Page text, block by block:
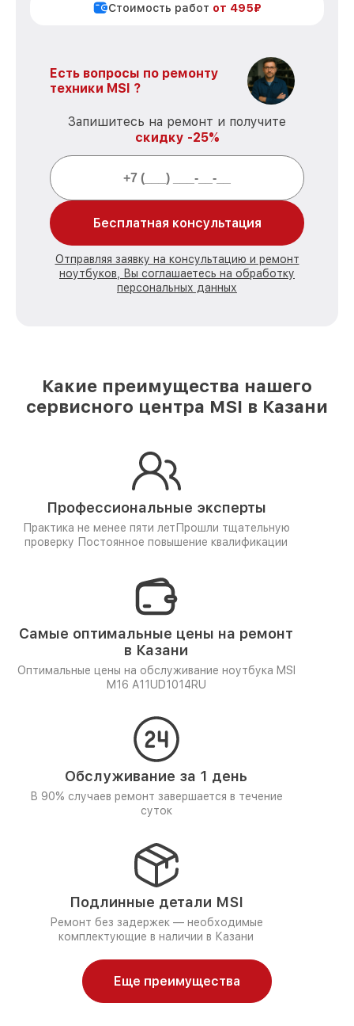
Стоимость работ от 495₽
Есть вопросы по ремонту
техники MSI ?
Запишитесь на ремонт и получите
скидку -25%
Бесплатная консультация
Отправляя заявку на консультацию и ремонт
ноутбуков, Вы соглашаетесь на обработку
персональных данных
Какие преимущества нашего
сервисного центра MSI в Казани
Профессиональные эксперты
Практика не менее пяти лет Прошли тщательную
проверку Постоянное повышение квалификации
Самые оптимальные цены на ремонт
в Казани
Оптимальные цены на обслуживание ноутбука MSI
M16 A11UD1014RU
Обслуживание за 1 день
В 90% случаев ремонт завершается в течение
суток
Подлинные детали MSI
Ремонт без задержек — необходимые
комплектующие в наличии в Казани
Еще преимущества